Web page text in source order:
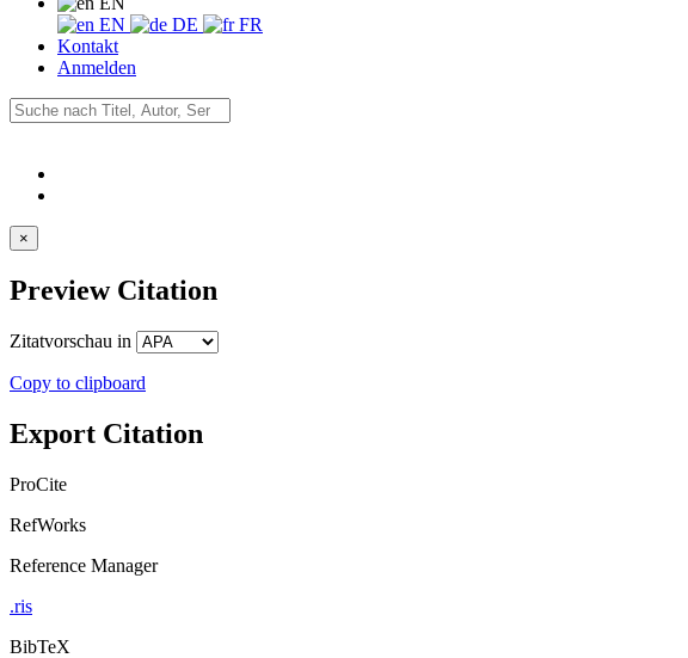
EN
DE
FR
Kontakt
Anmelden
×
Preview Citation
Zitatvorschau in
Copy to clipboard
Export Citation
ProCite
RefWorks
Reference Manager
.ris
BibTeX